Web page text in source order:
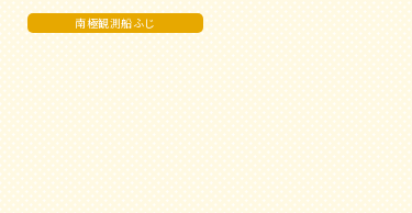
南極観測船ふじ